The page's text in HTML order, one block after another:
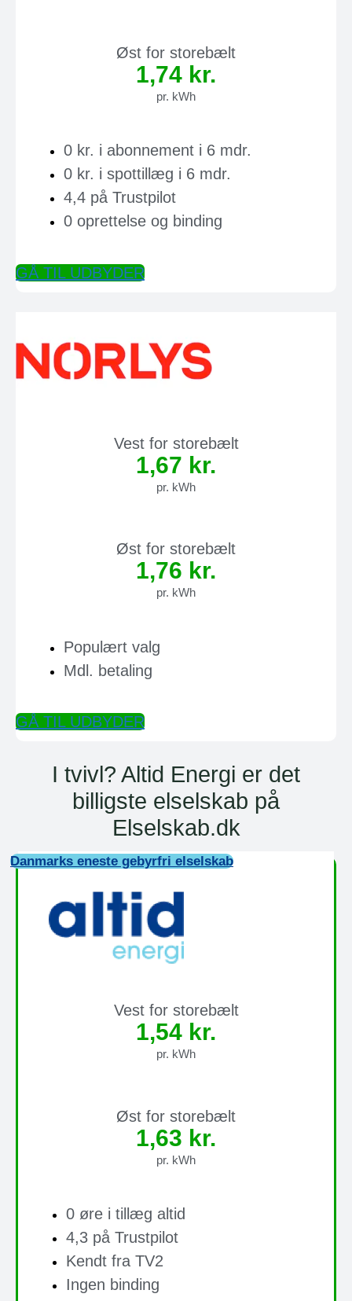
Øst for storebælt
1,74 kr.
pr. kWh
0 kr. i abonnement i 6 mdr.
0 kr. i spottillæg i 6 mdr.
4,4 på Trustpilot
0 oprettelse og binding
GÅ TIL UDBYDER
Vest for storebælt
1,67 kr.
pr. kWh
Øst for storebælt
1,76 kr.
pr. kWh
Populært valg
Mdl. betaling
GÅ TIL UDBYDER
I tvivl? Altid Energi er det
billigste elselskab på
Elselskab.dk
Danmarks eneste gebyrfri elselskab
Vest for storebælt
1,54 kr.
pr. kWh
Øst for storebælt
1,63 kr.
pr. kWh
0 øre i tillæg altid
4,3 på Trustpilot
Kendt fra TV2
Ingen binding